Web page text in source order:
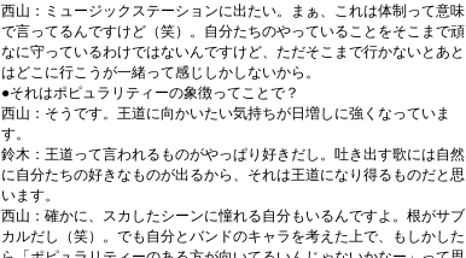
西山：ミュージックステーションに出たい。まぁ、これは体制って意味
で言ってるんですけど（笑）。自分たちのやっていることをそこまで頑
なに守っているわけではないんですけど、ただそこまで行かないとあと
はどこに行こうが一緒って感じしかしないから。
●それはポピュラリティーの象徴ってことで？
西山：そうです。王道に向かいたい気持ちが日増しに強くなっていま
す。
鈴木：王道って言われるものがやっぱり好きだし。吐き出す歌には自然
に自分たちの好きなものが出るから、それは王道になり得るものだと思
います。
西山：確かに、スカしたシーンに憧れる自分もいるんですよ。根がサブ
カルだし（笑）。でも自分とバンドのキャラを考えた上で、もしかした